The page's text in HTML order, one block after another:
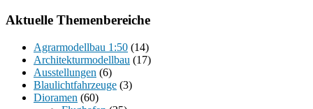
Aktuelle Themenbereiche
Agrarmodellbau 1:50 (14)
Architekturmodellbau (17)
Ausstellungen (6)
Blaulichtfahrzeuge (3)
Dioramen (60)